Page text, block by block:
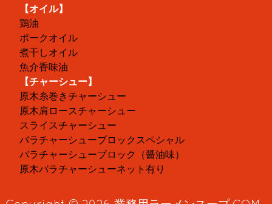
【オイル】
鶏油
ポークオイル
煮干しオイル
魚介香味油
【チャーシュー】
原木糸巻きチャーシュー
原木肩ロースチャーシュー
スライスチャーシュー
バラチャーシューブロックスペシャル
バラチャーシューブロック（醤油味）
原木バラチャーシューネット有り